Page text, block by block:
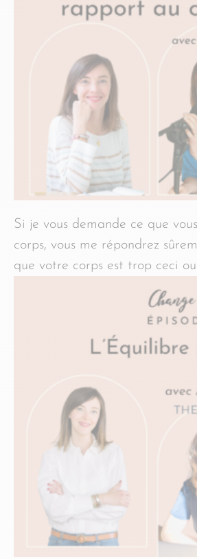
Si je vous demande ce que
corps, vous me répondrez
que votre corps est trop ceci